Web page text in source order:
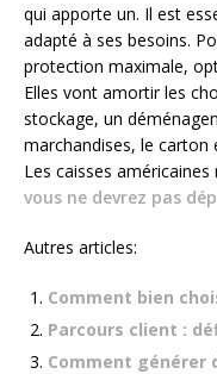
qui apporte un. Il est
adapté à ses besoins.
protection maximale,
Elles vont amortir les
stockage, un
marchandises, le carton
Les caisses
vous ne devrez pas
Autres articles:
Comment bien
Parcours client :
Comment générer